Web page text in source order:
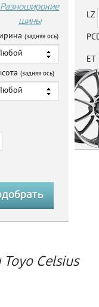
Разноширокие
шины
(задняя ось)
(задняя ось)
LZ
ET
Celsius